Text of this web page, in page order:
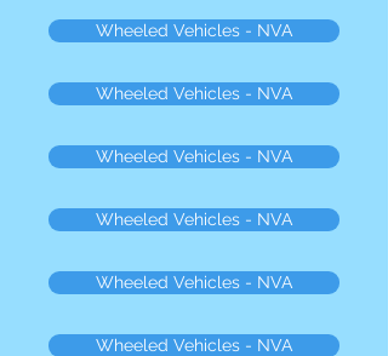
Wheeled Vehicles - NVA
Wheeled Vehicles - NVA
Wheeled Vehicles - NVA
Wheeled Vehicles - NVA
Wheeled Vehicles - NVA
Wheeled Vehicles - NVA